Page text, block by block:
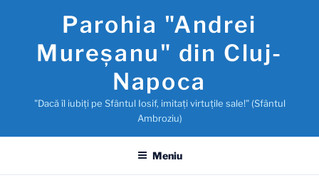
conținut
Parohia "Andrei
Mureşanu" din Cluj-
Napoca
"Dacă îl iubiţi pe Sfântul Iosif, imitaţi virtuţile sale!" (Sfântul
Ambroziu)
Meniu